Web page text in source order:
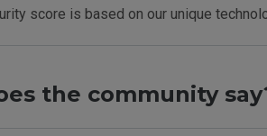
score is based on our unique
the community